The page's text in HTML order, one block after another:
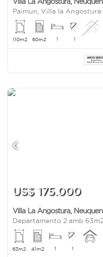
Paimun, Villa la Angostura
110m2 60m2 1 1
US$ 175.000
Villa La Angostura, Neuquen
63m2 41m2 1 1